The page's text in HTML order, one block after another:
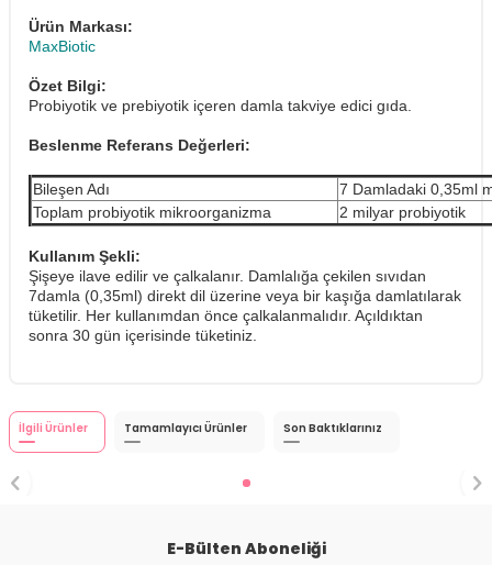
Ürün Markası:
MaxBiotic
Özet Bilgi:
Probiyotik ve prebiyotik içeren damla takviye edici gıda.
Beslenme Referans Değerleri:
Bileşen Adı
7 Damladaki 0,35ml
Toplam probiyotik mikroorganizma
2 milyar probiyotik
Kullanım Şekli:
Şişeye ilave edilir ve çalkalanır. Damlalığa çekilen sıvıdan
7damla (0,35ml) direkt dil üzerine veya bir kaşığa damlatılarak
tüketilir. Her kullanımdan önce çalkalanmalıdır. Açıldıktan
sonra 30 gün içerisinde tüketiniz.
İlgili Ürünler Tamamlayıcı Ürünler Son Baktıklarınız
E-Bülten Aboneliği